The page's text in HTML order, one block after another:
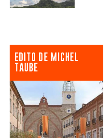
EDITO DE MICHEL
TAUBE